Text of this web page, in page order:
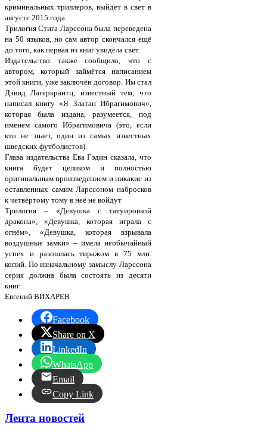
криминальных триллеров, выйдет в свет в
августе 2015 года.
Трилогия Стига Ларссона была переведена
на 50 языков, но сам автор скончался ещё
до того, как первая из книг увидела свет.
Издательство также сообщило, что с
автором, который займётся написанием
этой книги, уже заключён договор. Им стал
Дэвид Лагеркрантц, известный тем, что
написал книгу «Я Златан Ибрагимович»,
которая была издана, разумеется, под
именем самого Ибрагимовича (это, если
кто не знает, один из самых известных
шведских футболистов).
Глава издательства Ева Гэдин сказала, что
книга будет целиком и полностью
оригинальным произведением и никакие из
оставленных самим Ларссоном набросков
к четвёртому тому в неё не войдут
Трилогия – «Девушка с татуировкой
дракона», «Девушка, которая играла с
огнём», «Девушка, которая взрывала
воздушные замки» – имела необычайный
успех и разошлась тиражом в 75 млн.
копий. По изначальному замыслу Ларссона
серия должна была состоять из десяти
книг.
Евгений ВИХАРЕВ
Facebook
Share on X
LinkedIn
WhatsApp
Email
Copy Link
Лента новостей